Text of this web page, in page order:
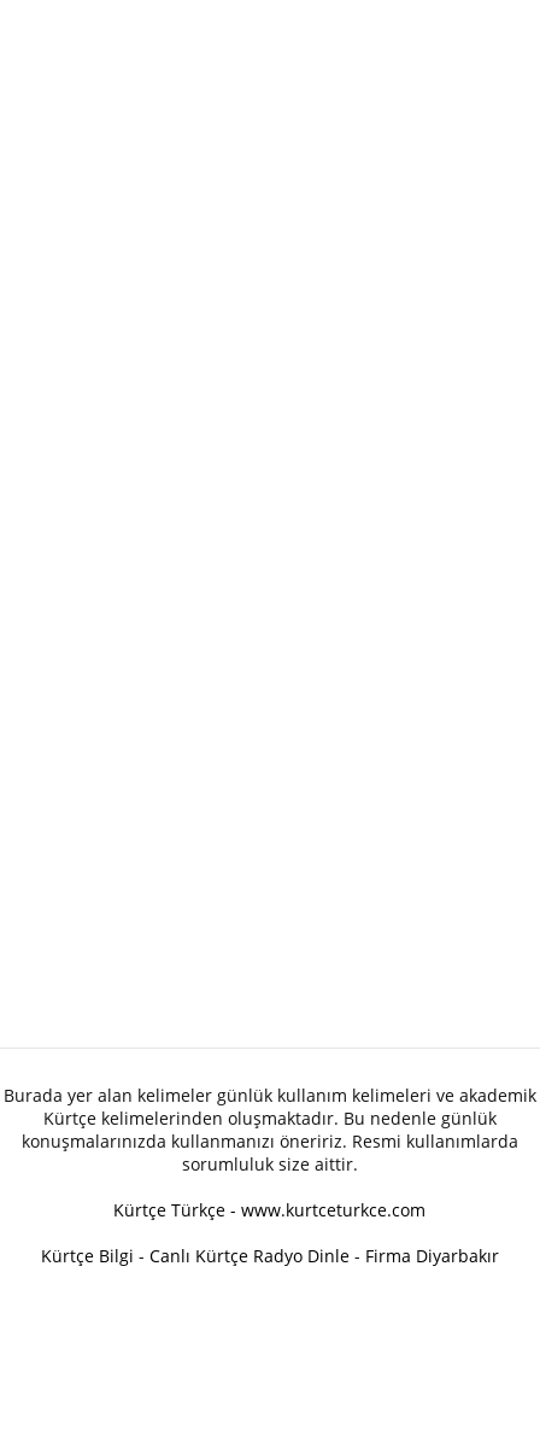
Burada yer alan kelimeler günlük kullanım kelimeleri ve akademik
Kürtçe kelimelerinden oluşmaktadır. Bu nedenle günlük
konuşmalarınızda kullanmanızı öneririz. Resmi kullanımlarda
sorumluluk size aittir.
Kürtçe Türkçe - www.kurtceturkce.com
Kürtçe Bilgi - Canlı Kürtçe Radyo Dinle - Firma Diyarbakır